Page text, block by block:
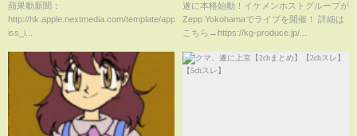
蘋果動新聞：
http://hk.apple.nextmedia.com/template/apple/art_main.php?
iss_i...
遂に本格始動！イケメンホストグループが
Zepp Yokohamaでライブを開催！ 詳細は
こちら→https://kg-produce.jp/...